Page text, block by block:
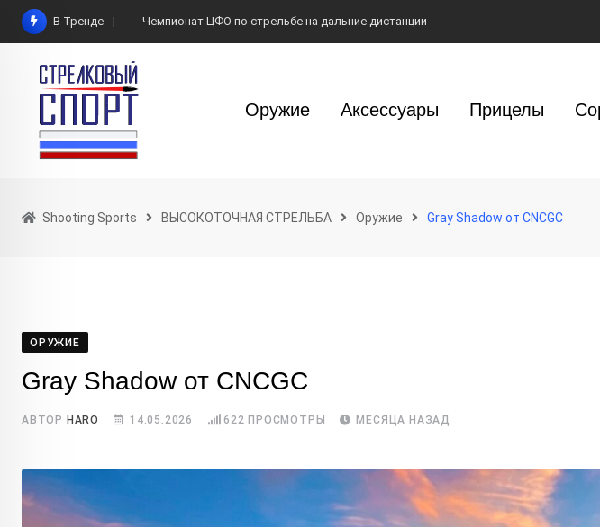
Skip
content
В Тренде Чемпионат ЦФО по стрельбе на дальние дистанции
Оружие Аксессуары Прицелы
Shooting Sports ВЫСОКОТОЧНАЯ СТРЕЛЬБА Оружие Gray Shadow от CNCGC
ОРУЖИЕ
Gray Shadow от CNCGC
АВТОР HARO 14.05.2026 622 ПРОСМОТРЫ МЕСЯЦА НАЗАД